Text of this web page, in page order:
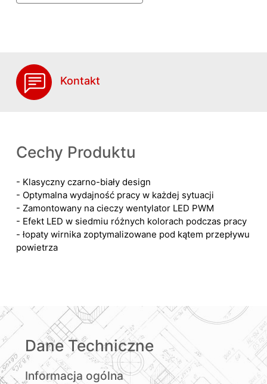
Kontakt
Cechy Produktu
- Klasyczny czarno-biały design
- Optymalna wydajność pracy w każdej sytuacji
- Zamontowany na cieczy wentylator LED PWM
- Efekt LED w siedmiu różnych kolorach podczas pracy
- łopaty wirnika zoptymalizowane pod kątem przepływu
powietrza
Dane Techniczne
Informacja ogólna